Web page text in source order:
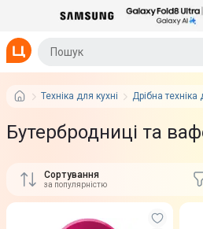
Техніка для кухні Дрібна техніка
Бутербродниці та
Сортування
за популярністю